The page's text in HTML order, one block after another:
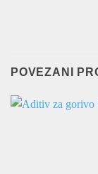
POVEZANI